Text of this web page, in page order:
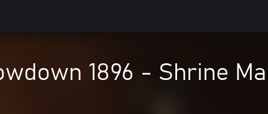
1896 - Shrine